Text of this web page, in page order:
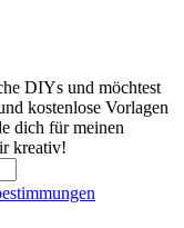
DIYs und möchtest
kostenlose Vorlagen
dich für meinen
kreativ!